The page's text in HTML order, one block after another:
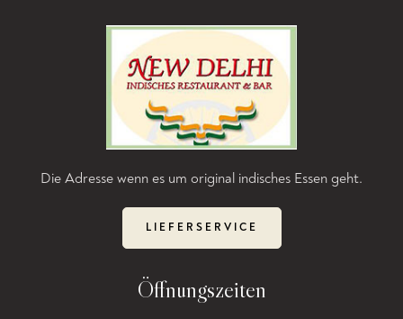
Die Adresse wenn es um original indisches Essen geht.
LIEFERSERVICE
Öffnungszeiten